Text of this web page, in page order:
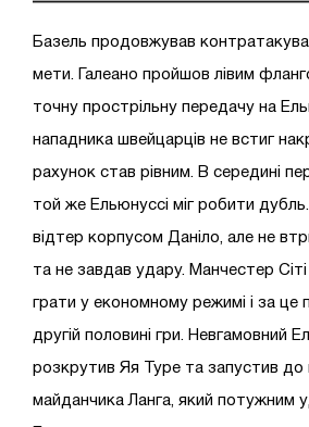
Базель продовжував
мети. Галеано пройшов лівим
точну прострільну передачу на
нападника швейцарців не встиг
рахунок став рівним. В середині
той же Ельюнуссі міг робити
відтер корпусом Даніло, але не
та не завдав удару. Манчестер
грати у економному режимі і за це
другій половині гри. Невгамовний
розкрутив Яя Туре та запустив
майданчика Ланга, який потужним